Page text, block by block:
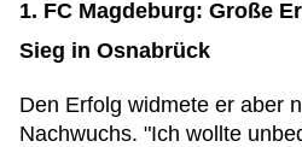
1. FC Magdeburg: Große
Sieg in Osnabrück
Den Erfolg widmete er aber
Nachwuchs. "Ich wollte